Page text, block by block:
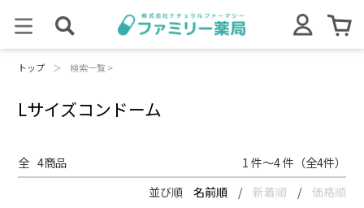
トップ ＞ 検索一覧 >
Lサイズコンドーム
全 4商品 1 件～4 件（全4件）
並び順 名前順 / 新着順 / 価格順